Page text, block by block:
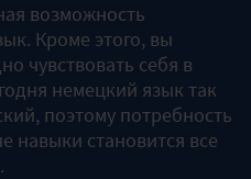
возможность
Кроме этого, вы
чувствовать себя в
немецкий язык так
поэтому потребность
навыки становится все